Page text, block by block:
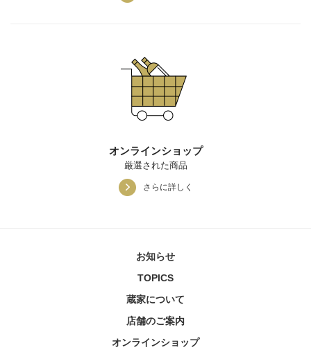
オンラインショップ
厳選された商品
さらに詳しく
お知らせ
TOPICS
蔵家について
店舗のご案内
オンラインショップ